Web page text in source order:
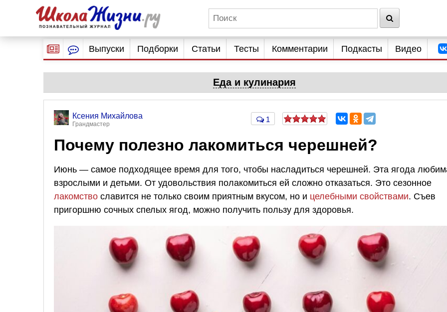
Выпуски Подборки Статьи Тесты Комментарии Подкасты Видео
Еда и кулинария
Ксения Михайлова
Грандмастер
1
Почему полезно лакомиться черешней?
Июнь — самое подходящее время для того, чтобы насладиться черешней. Эта ягода
взрослыми и детьми. От удовольствия полакомиться ей сложно отказаться. Это сезонное
лакомство славится не только своим приятным вкусом, но и целебными свойствами. Съев
пригоршню сочных спелых ягод, можно получить пользу для здоровья.